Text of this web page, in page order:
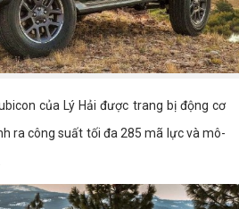
của Lý Hải được trang bị động cơ
ra công suất tối đa 285 mã lực và mô-